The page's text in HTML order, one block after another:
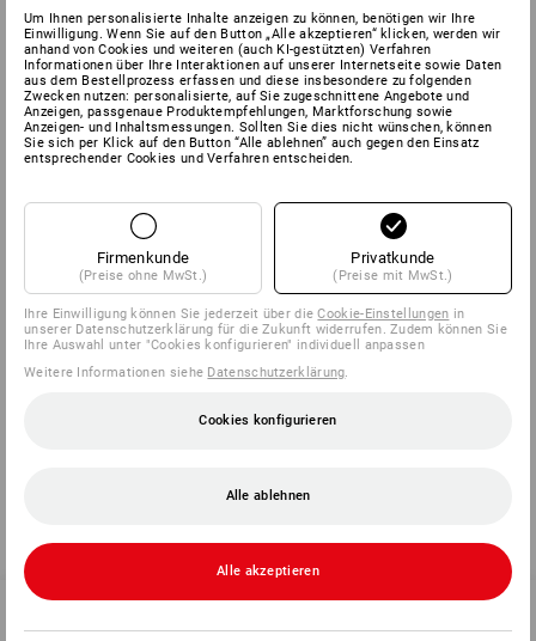
nachDIN EN 397:2012
bietet optimalen Schutz bei der Forst- und Landwirtschaft
4-Punkt Innenausstattung mit bequemem Gurtband
Helmschale aus ABS-Kunststoff
mit Leder-Schweißband und Belüftungsschlitz
inklusive Gesichtsgitter
nach DIN EN 1731:2006,
hervorragenden Schutz vor Spänen und Splittern
inklusive Kapsel-Gehörschützer
Optime I nachDIN EN 352-
3:2002für Helmbefestigung mit 30 mm Aufnahme
Herstellerinformation:3M Deutschland GmbH | Carl Schurz Str.
Um Ihnen personalisierte Inhalte anzeigen zu können, benötigen wir Ihre
Einwilligung. Wenn Sie auf den Button „Alle akzeptieren“ klicken, werden wir
anhand von Cookies und weiteren (auch KI-gestützten) Verfahren
Informationen über Ihre Interaktionen auf unserer Internetseite sowie Daten
aus dem Bestellprozess erfassen und diese insbesondere zu folgenden
Zwecken nutzen: personalisierte, auf Sie zugeschnittene Angebote und
Anzeigen, passgenaue Produktempfehlungen, Marktforschung sowie
Anzeigen- und Inhaltsmessungen. Sollten Sie dies nicht wünschen, können
Sie sich per Klick auf den Button “Alle ablehnen” auch gegen den Einsatz
entsprechender Cookies und Verfahren entscheiden.
Firmenkunde
(Preise ohne MwSt.)
Privatkunde
(Preise mit MwSt.)
Ihre Einwilligung können Sie jederzeit über dieCookie-Einstellungen in
unserer Datenschutzerklärung für die Zukunft widerrufen. Zudem können Sie
Ihre Auswahl unter "Cookies konfigurieren" individuell anpassen
Weitere Informationen siehe Datenschutzerklärung.
Cookies konfigurieren
Alle ablehnen
Alle akzeptieren